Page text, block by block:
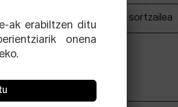
Ekoizpen sortzailea
ak erabiltzen ditu
onena